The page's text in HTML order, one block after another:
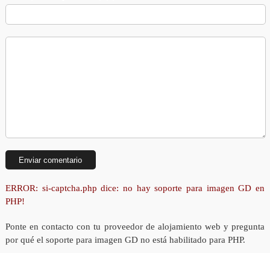
ERROR: si-captcha.php dice: no hay soporte para imagen GD en
PHP!
Ponte en contacto con tu proveedor de alojamiento web y pregunta
por qué el soporte para imagen GD no está habilitado para PHP.